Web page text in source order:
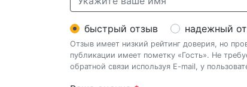
быстрый отзыв надежный
Отзыв имеет низкий рейтинг доверия, но
публикации имеет пометку «Гость». Не
обратной связи используя E-mail, у